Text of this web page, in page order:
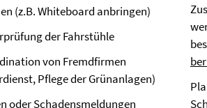
(z.B. Whiteboard anbringen)
der Fahrstühle
von Fremdfirmen
Pflege der Grünanlagen)
oder Schadensmeldungen